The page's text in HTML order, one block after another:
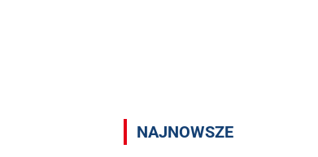
NAJNOWSZE